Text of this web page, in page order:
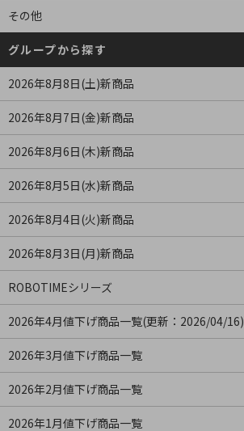
その他
グループから探す
2026年8月8日(土)新商品
2026年8月7日(金)新商品
2026年8月6日(木)新商品
2026年8月5日(水)新商品
2026年8月4日(火)新商品
2026年8月3日(月)新商品
ROBOTIMEシリーズ
2026年4月値下げ商品一覧(更新：2026/04/16)
2026年3月値下げ商品一覧
2026年2月値下げ商品一覧
2026年1月値下げ商品一覧